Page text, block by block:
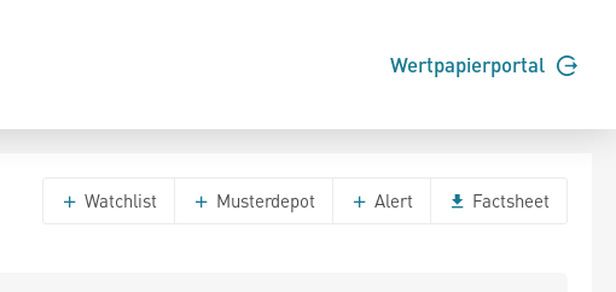
Wertpapierportal
Watchlist Musterdepot Alert Factsheet